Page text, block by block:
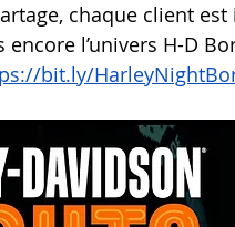
chaque client
l’univers H-D
bit.ly/